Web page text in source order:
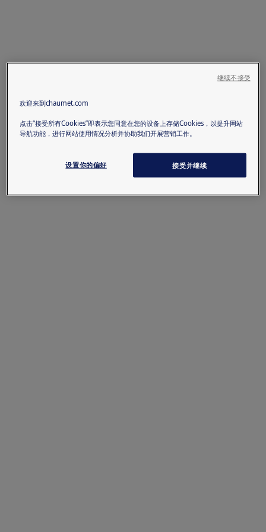
欢迎来到chaumet.com
点击“接受所有Cookies”即表示您同意在您的设备上存储Cookies，以提升网站
导航功能，进行网站使用情况分析并协助我们开展营销工作。
设置你的偏好 接受并继续
继续不接受